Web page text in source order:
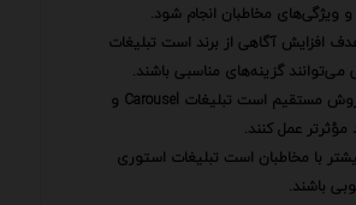
ویژگی‌های مخاطبان انجام شود.
افزایش آگاهی از برند است تبلیغات
گزینه‌های مناسبی باشند.
اگر هدف افزایش فروش مستقیم است تبلیغات Carousel و
با مخاطبان است تبلیغات استوری
باشند.